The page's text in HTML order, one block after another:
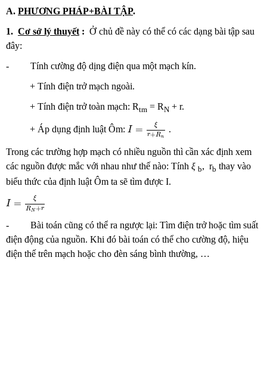
A. PHƯƠNG PHÁP+BÀI TẬP.
1. Cơ sở lý thuyết : Ở chủ đề này có thể có các dạng bài tập sau
đây:
- Tính cường độ dịng điện qua một mạch kín.
+ Tính điện trở mạch ngoài.
+ Tính điện trở toàn mạch: Rtm = RN + r.
+ Áp dụng định luật Ôm: I =
ξ
r+Rn
n
.
Trong các trường hợp mạch có nhiều nguồn thì cần xác định xem
các nguồn được mắc với nhau như thế nào: Tính ξ b, rb thay vào
biểu thức của định luật Ôm ta sẽ tìm được I.
I =
ξ
RN+r
+
- Bài toán cũng có thể ra ngược lại: Tìm điện trở hoặc tìm suất
điện động của nguồn. Khi đó bài toán có thể cho cường độ, hiệu
điện thế trên mạch hoặc cho đèn sáng bình thường, …